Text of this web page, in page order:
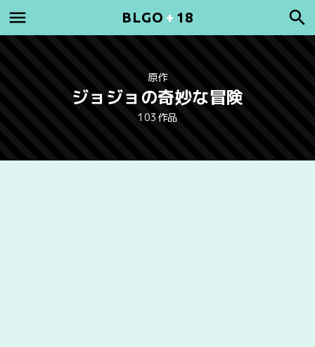
BLGO + 18
原作
ジョジョの奇妙な冒険
103作品